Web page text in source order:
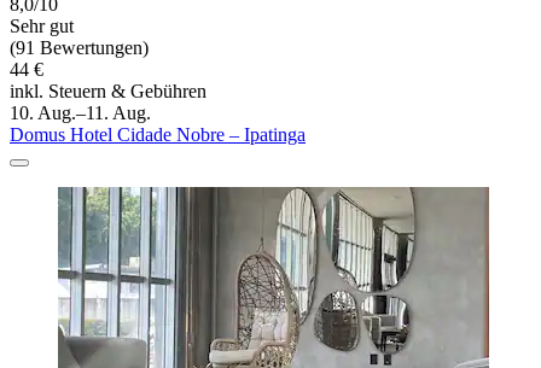
8,0/10
Sehr gut
(91 Bewertungen)
44 €
inkl. Steuern & Gebühren
10. Aug.–11. Aug.
Domus Hotel Cidade Nobre – Ipatinga